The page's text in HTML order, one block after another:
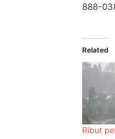
888-
Related
Ribut